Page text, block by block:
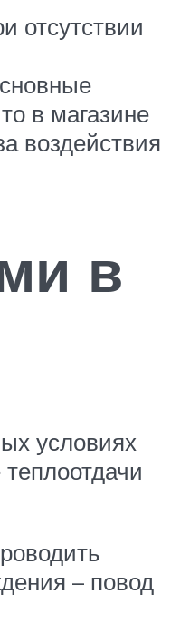
отсутствии
в магазине
воздействия
в
условиях
– повод